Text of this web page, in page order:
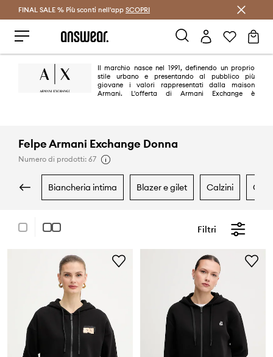
Risparmia con Answear Club >
FINAL SALE % Più sconti nell'app SCOPRI
Il marchio nasce nel 1991, definendo un proprio
stile urbano e presentando al pubblico più
giovane i valori rappresentati dalla maison
Armani. L'offerta di Armani Exchange è
Felpe Armani Exchange Donna
Numero di prodotti: 67
biancheria intima blazer e gilet calzini
Filtri